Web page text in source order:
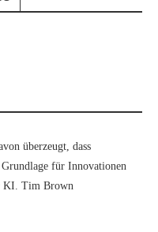
überzeugt, dass
für Innovationen
KI. Tim Brown